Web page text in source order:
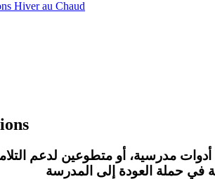
Hiver au Chaud
مدرسية، أو متطوعين لدعم
في حملة العودة إلى المدرسة